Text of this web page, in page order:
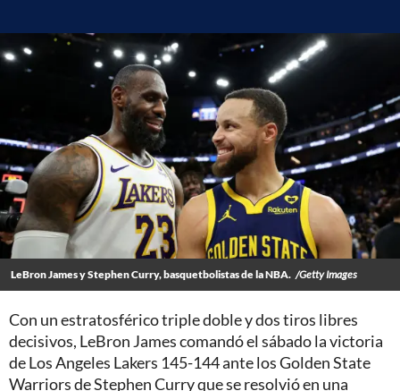
LeBron James y Stephen Curry, basquetbolistas de la NBA. /Getty Images
Con un estratosférico triple doble y dos tiros libres
decisivos, LeBron James comandó el sábado la victoria
de Los Angeles Lakers 145-144 ante los Golden State
Warriors de Stephen Curry que se resolvió en una